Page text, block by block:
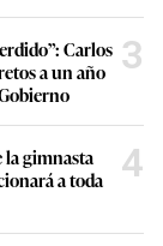
Carlos
a un año
3
la gimnasta
a toda
4